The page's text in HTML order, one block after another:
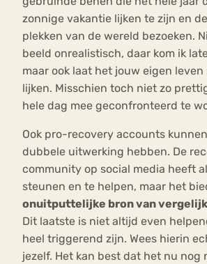
zonnige vakantie lijken te zijn en
plekken van de wereld bezoeken.
beeld onrealistisch, daar kom ik
maar ook laat het jouw eigen leven
lijken. Misschien toch niet zo
hele dag mee geconfronteerd te
Ook pro-recovery accounts
dubbele uitwerking hebben. De
community op social media heeft
steunen en te helpen, maar het
onuitputtelijke bron van
Dit laatste is niet altijd even
heel triggerend zijn. Wees hierin
jezelf. Het kan best dat het nu nog